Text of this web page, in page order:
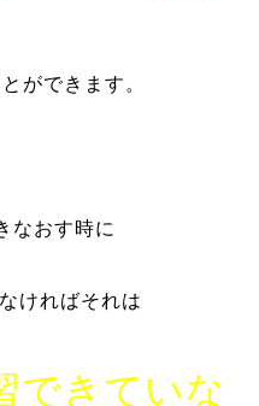
ができます。
なおす時に
ければそれは
できていな